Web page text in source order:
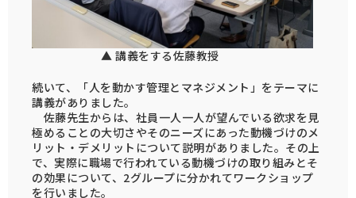
▲ 講義をする佐藤教授
続いて、「人を動かす管理とマネジメント」をテーマに
講義がありました。
佐藤先生からは、社員一人一人が望んでいる欲求を見
極めることの大切さやそのニーズにあった動機づけのメ
リット・デメリットについて説明がありました。その上
で、実際に職場で行われている動機づけの取り組みとそ
の効果について、2グループに分かれてワークショップ
を行いました。